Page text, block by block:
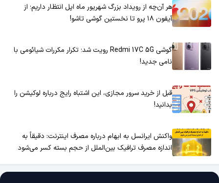
هر آن‌چه از رویداد بزرگ شهریور ماه اپل انتظار داریم؛ از
آیفون ۱۸ پرو تا نخستین گوشی تاشو!
گوشی Redmi 17C 5G رویت شد؛ تکرار مکررات شیائومی با
نامی جدید!
قبل از خرید سرور مجازی، این اشتباه رایج درباره لوکیشن را
بدانید!
واکنش ایرانسل به ابهام درباره مصرف اینترنت: دقیقاً به
اندازه مصرف ترافیک بین‌الملل از حجم بسته کسر می‌شود